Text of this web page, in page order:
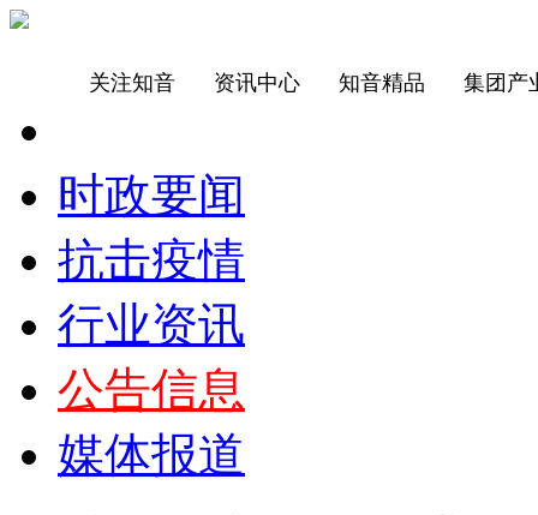
关注知音 资讯中心 知音精品 集团产
时政要闻
抗击疫情
行业资讯
公告信息
媒体报道